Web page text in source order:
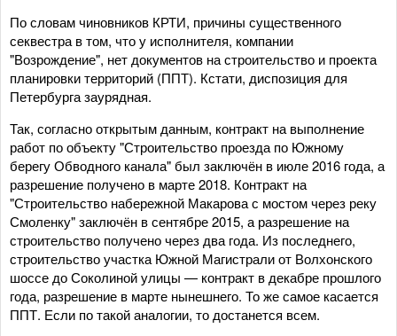
По словам чиновников КРТИ, причины существенного
секвестра в том, что у исполнителя, компании
"Возрождение", нет документов на строительство и проекта
планировки территорий (ППТ). Кстати, диспозиция для
Петербурга заурядная.
Так, согласно открытым данным, контракт на выполнение
работ по объекту "Строительство проезда по Южному
берегу Обводного канала" был заключён в июле 2016 года, а
разрешение получено в марте 2018. Контракт на
"Строительство набережной Макарова с мостом через реку
Смоленку" заключён в сентябре 2015, а разрешение на
строительство получено через два года. Из последнего,
строительство участка Южной Магистрали от Волхонского
шоссе до Соколиной улицы — контракт в декабре прошлого
года, разрешение в марте нынешнего. То же самое касается
ППТ. Если по такой аналогии, то достанется всем.